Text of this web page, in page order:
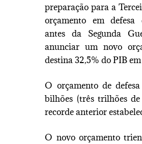
preparação para a
orçamento em
antes da Segunda
anunciar um novo
destina 32,5% do PIB em
O orçamento de
bilhões (três trilhões
recorde anterior
O novo orçamento